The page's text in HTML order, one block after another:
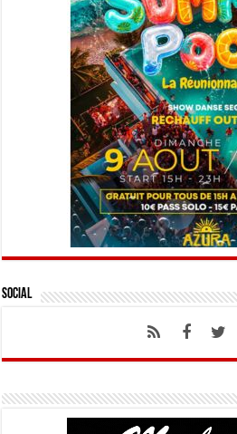
Social